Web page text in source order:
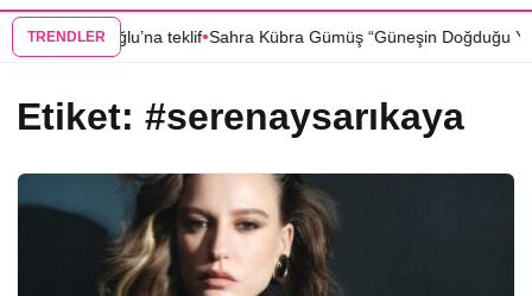
TRENDLER
Türkoğlu’na teklif• Sahra Kübra Gümüş “Güneşin Doğduğu Yer”
Etiket: #serenaysarıkaya